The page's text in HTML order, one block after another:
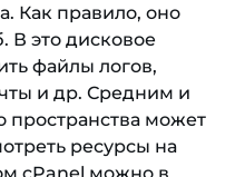
Как правило, оно
В это дисковое
файлы логов,
и др. Средним и
пространства может
ресурсы на